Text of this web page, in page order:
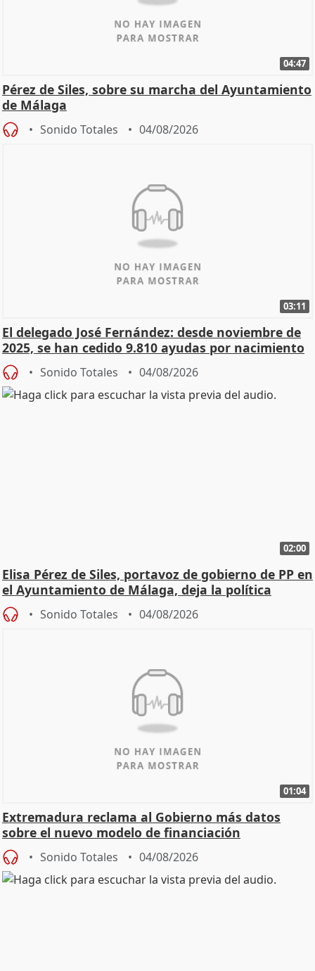
04:47
Pérez de Siles, sobre su marcha del Ayuntamiento
de Málaga
Sonido Totales 04/08/2026
03:11
El delegado José Fernández: desde noviembre de
2025, se han cedido 9.810 ayudas por nacimiento
Sonido Totales 04/08/2026
02:00
Elisa Pérez de Siles, portavoz de gobierno de PP en
el Ayuntamiento de Málaga, deja la política
Sonido Totales 04/08/2026
01:04
Extremadura reclama al Gobierno más datos
sobre el nuevo modelo de financiación
Sonido Totales 04/08/2026